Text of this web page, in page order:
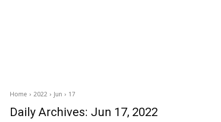
Home 2022 Jun 17
Daily Archives: Jun 17, 2022